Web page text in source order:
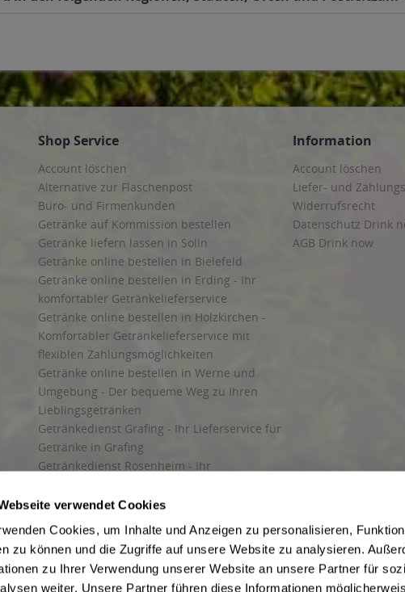
verwendet Cookies
Cookies, um Inhalte und Anzeigen zu personalisieren,
zu können und die Zugriffe auf unsere Website zu analysieren.
zu Ihrer Verwendung unserer Website an unsere Partner für
weiter. Unsere Partner führen diese Informationen
Shop Service
Account löschen
Alternative zur Flaschenpost
Büro- und Firmenkunden
Getränke auf Kommission bestellen
Getränke liefern lassen in Solln
Getränke online bestellen in Bielefeld
Getränke online bestellen in Erding - Ihr
komfortabler Getränkelieferservice
Getränke online bestellen in Holzkirchen -
Komfortabler Getränkelieferservice mit
flexiblen Zahlungsmöglichkeiten
Getränke online bestellen in Werne und
Umgebung - Der bequeme Weg zu Ihren
Lieblingsgetränken
Getränkedienst Grafing - Ihr Lieferservice für
Getränke in Grafing
Getränkedienst Rosenheim - Ihr
und Umgebung
Liefergebiet
Lieferservice für Getränke
Wir liefern Getränke
Information
Account löschen
Liefer- und
Widerrufsrecht
Datenschutz Drink
AGB Drink now